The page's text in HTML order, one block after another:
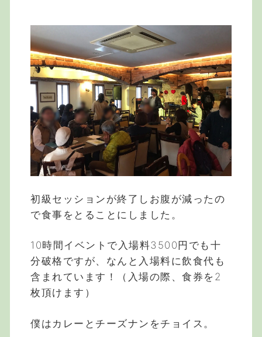
初級セッションが終了しお腹が減ったの
で食事をとることにしました。
10時間イベントで入場料3500円でも十
分破格ですが、なんと入場料に飲食代も
含まれています！（入場の際、食券を2
枚頂けます）
僕はカレーとチーズナンをチョイス。